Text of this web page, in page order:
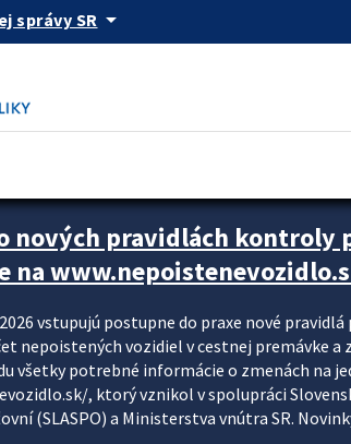
správy SR arrow_drop_down
o nových pravidlách
na
vstupujú postupne do praxe nové
nepoistených vozidiel v cestnej premávke a
všetky potrebné informácie o zmenách na
, ktorý vznikol v spolupráci
(SLASPO) a Ministerstva vnútra SR.